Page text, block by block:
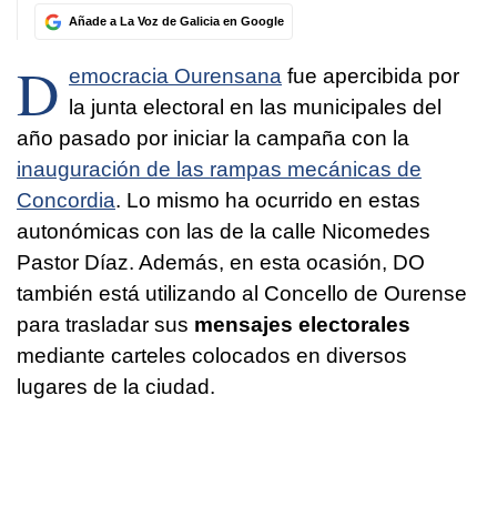
Añade a La Voz de Galicia en Google
D emocracia Ourensana fue apercibida por
la junta electoral en las municipales del
año pasado por iniciar la campaña con la
inauguración de las rampas mecánicas de
Concordia. Lo mismo ha ocurrido en estas
autonómicas con las de la calle Nicomedes
Pastor Díaz. Además, en esta ocasión, DO
también está utilizando al Concello de Ourense
para trasladar sus mensajes electorales
mediante carteles colocados en diversos
lugares de la ciudad.